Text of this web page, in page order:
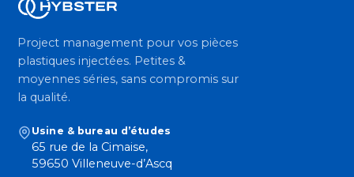
Project management pour vos pièces
plastiques injectées. Petites &
moyennes séries, sans compromis sur
la qualité.
Usine & bureau d’études
65 rue de la Cimaise,
59650 Villeneuve-d’Ascq